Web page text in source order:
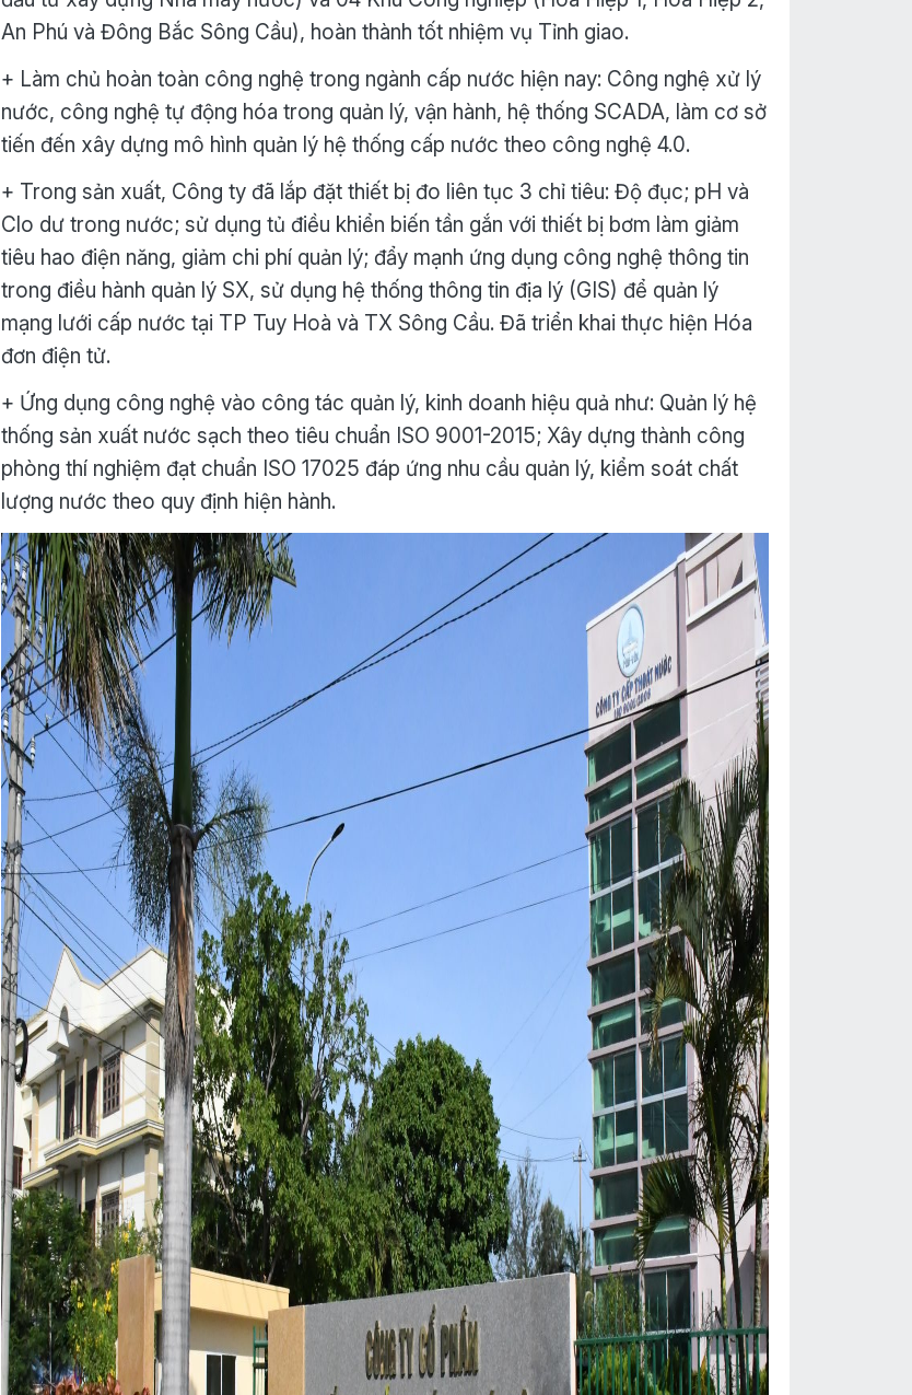
An Phú và Đông Bắc Sông Cầu), hoàn thành tốt nhiệm vụ Tỉnh giao.
+ Làm chủ hoàn toàn công nghệ trong ngành cấp nước hiện nay: Công nghệ xử lý
nước, công nghệ tự động hóa trong quản lý, vận hành, hệ thống SCADA, làm cơ sở
tiến đến xây dựng mô hình quản lý hệ thống cấp nước theo công nghệ 4.0.
+ Trong sản xuất, Công ty đã lắp đặt thiết bị đo liên tục 3 chỉ tiêu: Độ đục; pH và
Clo dư trong nước; sử dụng tủ điều khiển biến tần gắn với thiết bị bơm làm giảm
tiêu hao điện năng, giảm chi phí quản lý; đẩy mạnh ứng dụng công nghệ thông tin
trong điều hành quản lý SX, sử dụng hệ thống thông tin địa lý (GIS) để quản lý
mạng lưới cấp nước tại TP Tuy Hoà và TX Sông Cầu. Đã triển khai thực hiện Hóa
đơn điện tử.
+ Ứng dụng công nghệ vào công tác quản lý, kinh doanh hiệu quả như: Quản lý hệ
thống sản xuất nước sạch theo tiêu chuẩn ISO 9001-2015; Xây dựng thành công
phòng thí nghiệm đạt chuẩn ISO 17025 đáp ứng nhu cầu quản lý, kiểm soát chất
lượng nước theo quy định hiện hành.